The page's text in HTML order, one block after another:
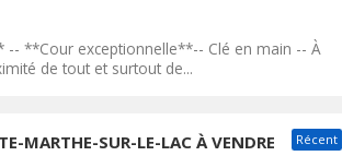
**Cour exceptionnelle**-- Clé en main -- À
de tout et surtout de...
MARTHE-SUR-LE-LAC À VENDRE Récent